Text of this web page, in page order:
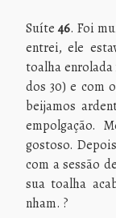
Suíte46. Foi
entrei, ele
toalha enrolada
dos 30) e com
beijamos
empolgação.
gostoso.
com a sessão
sua toalha
nham. ?